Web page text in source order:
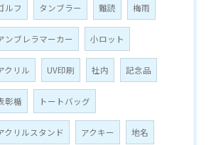
ルフ タンブラー 難読 梅雨
ンブレラマーカー 小ロット
クリル UV印刷 社内 記念品
彰楯 トートバッグ
クリルスタンド アクキー 地名